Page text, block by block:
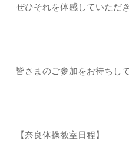
ぜひそれを体感していただ
皆さまのご参加をお待ちし
【奈良体操教室日程】